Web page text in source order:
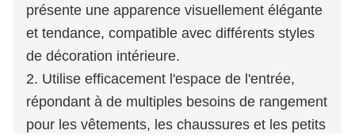
présente une apparence visuellement élégante
et tendance, compatible avec différents styles
de décoration intérieure.
2. Utilise efficacement l'espace de l'entrée,
répondant à de multiples besoins de rangement
pour les vêtements, les chaussures et les petits